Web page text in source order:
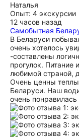
Наталья
Опыт: 4 экскурсии
12 часов назад
Самобытная
В Беларуси
очень хотелось
-составлены
прогулок.
любимой страной,
Очень ценны
Беларуси. Наш
очень